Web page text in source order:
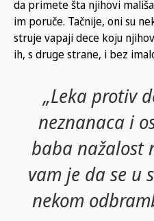
da primete šta njihovi
im poruče. Tačnije, oni su
struje vapaji dece koju
ih, s druge strane, i bez
„Leka protiv
neznanaca i
baba nažalost
vam je da se u
nekom